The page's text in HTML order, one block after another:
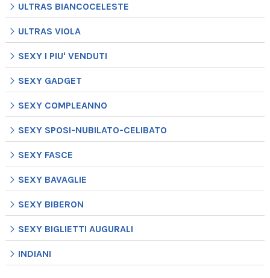
ULTRAS BIANCOCELESTE
ULTRAS VIOLA
SEXY I PIU' VENDUTI
SEXY GADGET
SEXY COMPLEANNO
SEXY SPOSI-NUBILATO-CELIBATO
SEXY FASCE
SEXY BAVAGLIE
SEXY BIBERON
SEXY BIGLIETTI AUGURALI
INDIANI